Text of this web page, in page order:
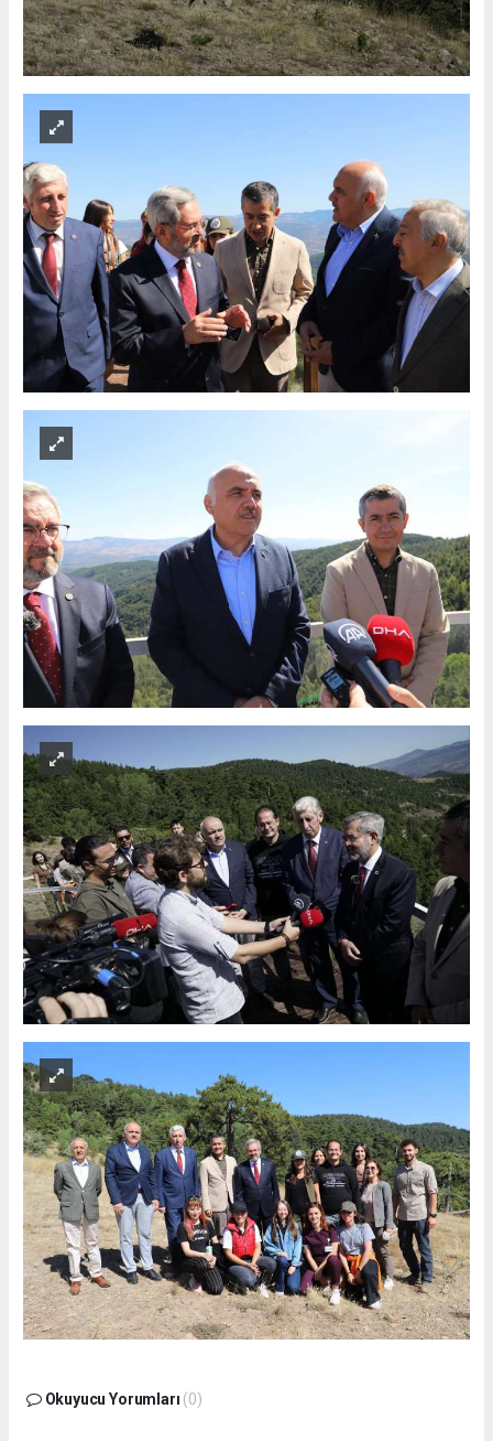
Okuyucu Yorumları (0)